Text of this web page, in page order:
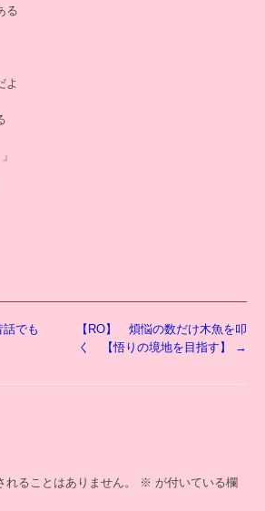
る
よ
話でも
【RO】 煩悩の数だけ木魚を叩
く 【悟りの境地を目指す】
→
ることはありません。 ※ が付いている欄